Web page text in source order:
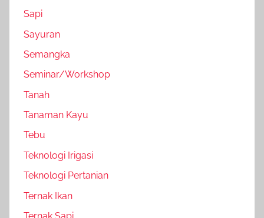
Sapi
Sayuran
Semangka
Seminar/Workshop
Tanah
Tanaman Kayu
Tebu
Teknologi Irigasi
Teknologi Pertanian
Ternak Ikan